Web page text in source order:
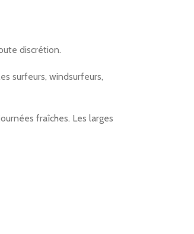
discrétion.
surfeurs, windsurfeurs,
fraîches. Les larges